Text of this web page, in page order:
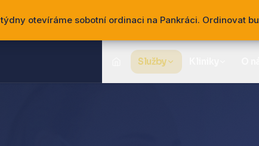
otevíráme sobotní ordinaci na Pankráci. Ordinovat
Domů
Služby